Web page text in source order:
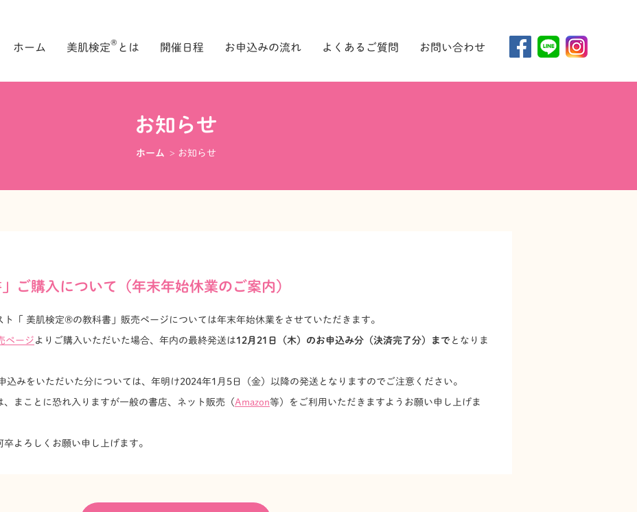
ホーム 美肌検定® とは 開催日程 お申込みの流れ よくあるご質問 お問い合わせ
お知らせ
ホーム お知らせ
ご購入について（年末年始休業のご案内）
「 美肌検定®の教科書」販売ページについては年末年始休業をさせていただきます。
ページ よりご購入いただいた場合、年内の最終発送は12月21日（木）のお申込み分（決済完了分）まで となりま
込みをいただいた分については、年明け2024年1月5日（金）以降の発送となりますのでご注意ください。
まことに恐れ入りますが一般の書店、ネット販売（Amazon等）をご利用いただきますようお願い申し上げま
よろしくお願い申し上げます。